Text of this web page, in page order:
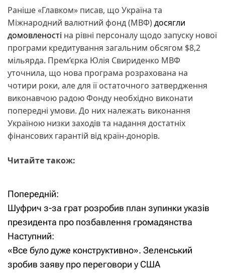
Раніше «Главком» писав, що Україна та
Міжнародний валютний фонд (МВФ)досягли
домовленості на рівні персоналу щодо запуску нової
програми кредитування загальним обсягом $8,2
мільярда. Прем’єрка Юлія Свириденко МВФ
уточнила, що нова програма розрахована на
чотири роки, але для її остаточного затвердження
виконавчою радою Фонду необхідно виконати
попередні умови. До них належать виконання
Україною низки заходів та надання достатніх
фінансових гарантій від країн-донорів.
Читайте також:
Н
а
в
і
Попередній:
Шуфрич з-за грат розробив план зупинки указів
президента про позбавлення громадянства
Наступний:
«Все було дуже конструктивно». Зеленський
зробив заяву про переговори у США